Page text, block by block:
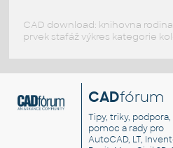
CAD download: knihovna
prvek stafáž výkres kategorie
CADfórum
Tipy, triky, podpora,
pomoc a rady pro
AutoCAD, LT,